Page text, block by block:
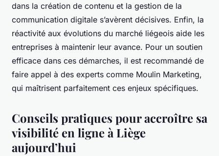
dans la création de contenu et la gestion de la
communication digitale s’avèrent décisives. Enfin, la
réactivité aux évolutions du marché liégeois aide les
entreprises à maintenir leur avance. Pour un soutien
efficace dans ces démarches, il est recommandé de
faire appel à des experts comme Moulin Marketing,
qui maîtrisent parfaitement ces enjeux spécifiques.
Conseils pratiques pour accroître sa
visibilité en ligne à Liège
aujourd’hui